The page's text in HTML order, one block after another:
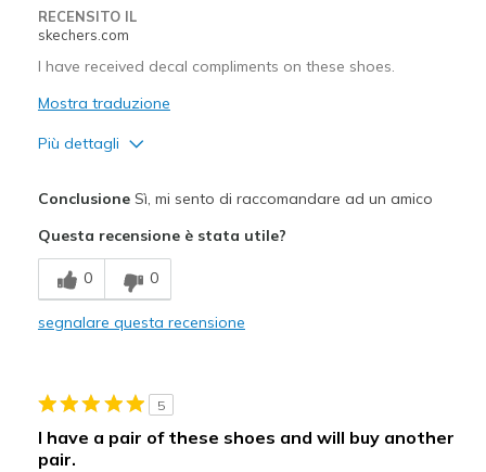
RECENSITO IL
skechers.com
I have received decal compliments on these shoes.
Mostra traduzione
Più dettagli
Comfortable
Stylish
Going Out
Special Occasions
ConclusioneSì, mi sento di raccomandare ad un amico
Questa recensione è stata utile?
0 0
segnalare questa recensione
5
I have a pair of these shoes and will buy another
pair.